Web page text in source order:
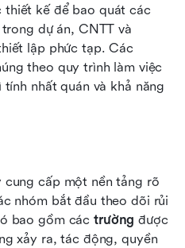
thiết kế để bao quát các
lập phức tạp. Các
theo quy trình làm việc
nhất quán và khả năng
cung cấp một nền tảng rõ
nhóm bắt đầu theo dõi rủi
bao gồm các trường được
xảy ra, tác động, quyền